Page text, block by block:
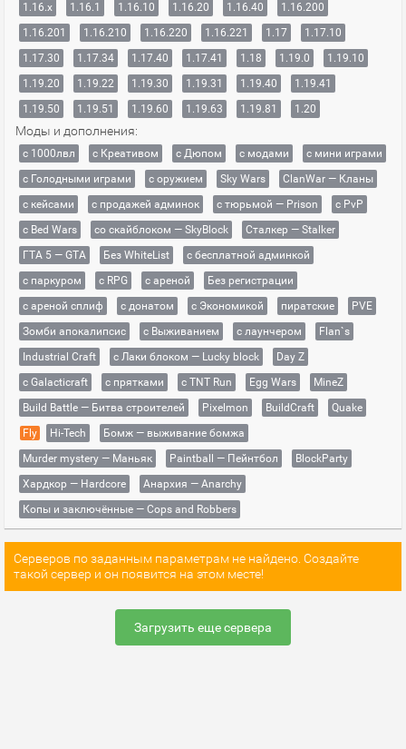
1.16.x
1.16.1 1.16.10 1.16.20 1.16.40
1.16.200
1.16.201
1.16.210 1.16.220 1.16.221 1.17
1.17.10
1.17.30
1.17.34 1.17.40 1.17.41 1.18 1.19.0
1.19.10
1.19.20
1.19.22 1.19.30 1.19.31 1.19.40
1.19.41
1.19.50
1.19.51 1.19.60 1.19.63 1.19.81 1.20
Моды и дополнения:
с 1000лвл c Креативом с Дюпом с модами
с мини играми
с Голодными играми
с оружием Sky Wars
ClanWar — Кланы
с кейсами
с продажей админок с тюрьмой — Prison
с PvP
с Bed Wars
со скайблоком — SkyBlock
Сталкер — Stalker
ГТА 5 — GTA
Без WhiteList
с бесплатной админкой
с паркуром
с RPG с ареной
Без регистрации
с ареной сплиф
с донатом с Экономикой пиратские
PVE
Зомби апокалипсис
с Выживанием с лаунчером
Flan`s
Industrial Craft
с Лаки блоком — Lucky block
Day Z
с Galacticraft
с прятками с TNT Run Egg Wars
MineZ
Build Battle — Битва строителей
Pixelmon BuildCraft
Quake
Fly
Hi-Tech
Бомж — выживание бомжа
Murder mystery — Маньяк
Paintball — Пейнтбол
BlockParty
Хардкор — Hardcore
Анархия — Anarchy
Копы и заключённые — Cops and Robbers
Серверов по заданным параметрам не найдено. Создайте
такой сервер и он появится на этом месте!
Загрузить еще сервера